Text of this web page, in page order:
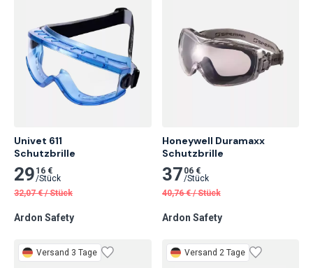
Univet 611
Schutzbrille
29 16 €
/Stück
32,07 € /Stück
Ardon Safety
Honeywell Duramaxx
Schutzbrille
37 06 €
/Stück
40,76 € /Stück
Ardon Safety
Versand 3 Tage Versand 2 Tage